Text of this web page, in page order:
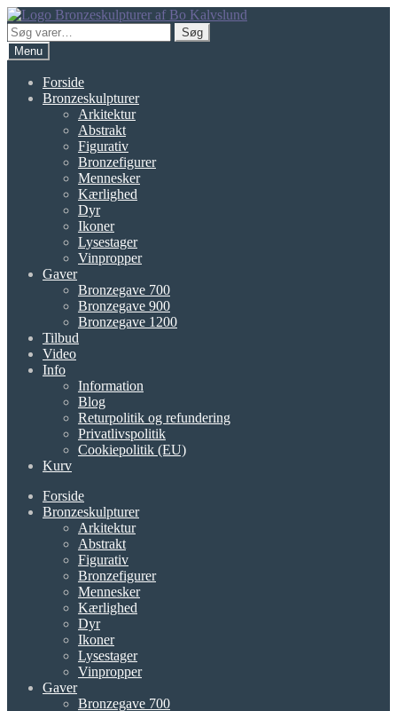
Spring
til
navigation
Spring
til
indhold
Søg
efter:
Søg
Menu
Forside
Bronzeskulpturer
Arkitektur
Abstrakt
Figurativ
Bronzefigurer
Mennesker
Kærlighed
Dyr
Ikoner
Lysestager
Vinpropper
Gaver
Bronzegave 700
Bronzegave 900
Bronzegave 1200
Tilbud
Video
Info
Information
Blog
Returpolitik og refundering
Privatlivspolitik
Cookiepolitik (EU)
Kurv
Forside
Bronzeskulpturer
Arkitektur
Abstrakt
Figurativ
Bronzefigurer
Mennesker
Kærlighed
Dyr
Ikoner
Lysestager
Vinpropper
Gaver
Bronzegave 700